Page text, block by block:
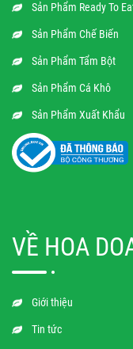
Sản Phẩm Ready To
Sản Phẩm Chế Biến
Sản Phẩm Tẩm Bột
Sản Phẩm Cá Khô
Sản Phẩm Xuất Khẩu
VỀ HOA
Giới thiệu
Tin tức